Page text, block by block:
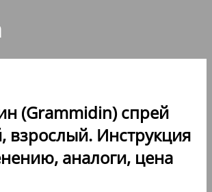
(Grammidin) спрей
взрослый. Инструкция
аналоги, цена